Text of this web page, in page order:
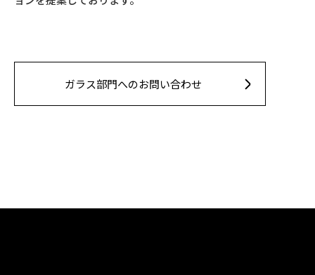
ガラス部門へのお問い合わせ